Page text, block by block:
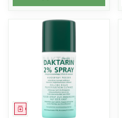
Geneesmiddel